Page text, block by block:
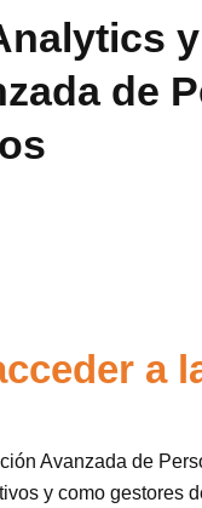
y
de
a
Avanzada de
y como gestores